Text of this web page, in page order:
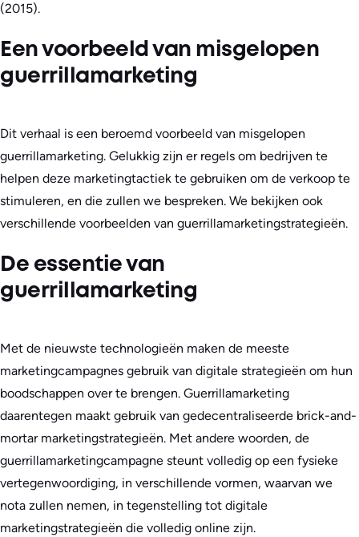
(2015).
Een voorbeeld van misgelopen
guerrillamarketing
Dit verhaal is een beroemd voorbeeld van misgelopen
guerrillamarketing. Gelukkig zijn er regels om bedrijven te
helpen deze marketingtactiek te gebruiken om de verkoop te
stimuleren, en die zullen we bespreken. We bekijken ook
verschillende voorbeelden van guerrillamarketingstrategieën.
De essentie van
guerrillamarketing
Met de nieuwste technologieën maken de meeste
marketingcampagnes gebruik van digitale strategieën om hun
boodschappen over te brengen. Guerrillamarketing
daarentegen maakt gebruik van gedecentraliseerde brick-and-
mortar marketingstrategieën. Met andere woorden, de
guerrillamarketingcampagne steunt volledig op een fysieke
vertegenwoordiging, in verschillende vormen, waarvan we
nota zullen nemen, in tegenstelling tot digitale
marketingstrategieën die volledig online zijn.